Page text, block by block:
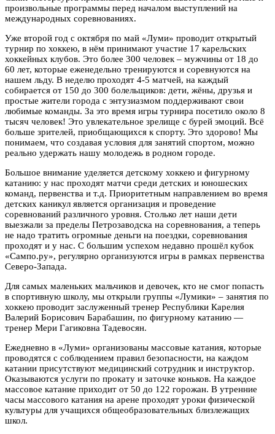
произвольные программы перед началом выступлений на
международных соревнованиях.
Уже второй год с октября по май «Луми» проводит открытый
турнир по хоккею, в нём принимают участие 17 карельских
хоккейных клубов. Это более 300 человек – мужчины от 18 до
60 лет, которые еженедельно тренируются и соревнуются на
нашем льду. В неделю проходят 4-5 матчей, на каждый
собирается от 150 до 300 болельщиков: дети, жёны, друзья и
простые жители города с энтузиазмом поддерживают свои
любимые команды. За это время игры турнира посетило около 8
тысяч человек! Это увлекательное зрелище с бурей эмоций. Всё
больше зрителей, приобщающихся к спорту. Это здорово! Мы
понимаем, что создавая условия для занятий спортом, можно
реально удержать нашу молодежь в родном городе.
Большое внимание уделяется детскому хоккею и фигурному
катанию: у нас проходят матчи среди детских и юношеских
команд, первенства и т.д. Приоритетным направлением во время
детских каникул является организация и проведение
соревнований различного уровня. Столько лет наши дети
выезжали за пределы Петрозаводска на соревнования, а теперь
не надо тратить огромные деньги на поездки, соревнования
проходят и у нас. С большим успехом недавно прошёл кубок
«Сампо.ру», регулярно организуются игры в рамках первенства
Северо-Запада.
Для самых маленьких мальчиков и девочек, кто не смог попасть
в спортивную школу, мы открыли группы «Лумики» – занятия по
хоккею проводит заслуженный тренер Республики Карелия
Валерий Борисович Барабашин, по фигурному катанию —
тренер Мери Гагиковна Тадевосян.
Ежедневно в «Луми» организованы массовые катания, которые
проводятся с соблюдением правил безопасности, на каждом
катании присутствуют медицинский сотрудник и инструктор.
Оказываются услуги по прокату и заточке коньков. На каждое
массовое катание приходит от 50 до 122 горожан. В утренние
часы массового катания на арене проходят уроки физической
культуры для учащихся общеобразовательных близлежащих
школ.